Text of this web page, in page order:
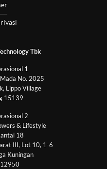
Tbk
1
No. 2025
Lippo Village
15139
2
& Lifestyle
18
III, Lot 10, 1-6
Kuningan